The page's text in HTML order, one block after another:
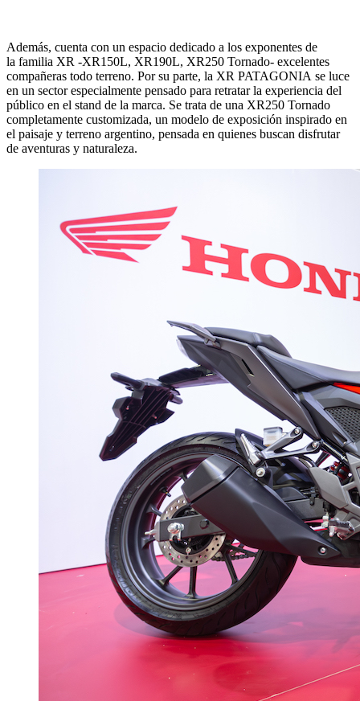
Además, cuenta con un espacio dedicado a los exponentes de
la familia XR -XR150L, XR190L, XR250 Tornado- excelentes
compañeras todo terreno. Por su parte, la XR PATAGONIA se luce
en un sector especialmente pensado para retratar la experiencia del
público en el stand de la marca. Se trata de una XR250 Tornado
completamente customizada, un modelo de exposición inspirado en
el paisaje y terreno argentino, pensada en quienes buscan disfrutar
de aventuras y naturaleza.